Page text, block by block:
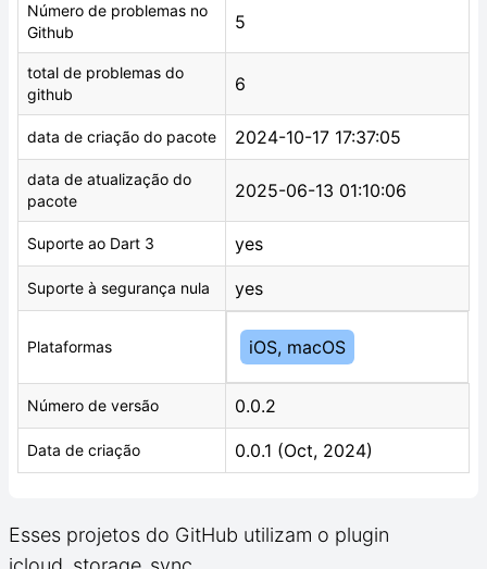
Número de problemas no
Github
5
total de problemas do
github
6
data de criação do pacote 2024-10-17 17:37:05
data de atualização do
pacote
2025-06-13 01:10:06
Suporte ao Dart 3 yes
Suporte à segurança nula yes
Plataformas iOS, macOS
Número de versão 0.0.2
Data de criação 0.0.1 (Oct, 2024)
Esses projetos do GitHub utilizam o plugin